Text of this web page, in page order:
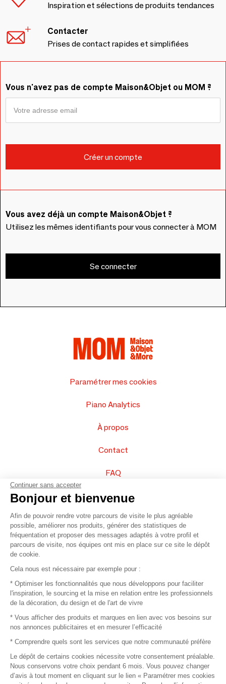
Inspiration et sélections de produits tendances
Contacter
Prises de contact rapides et simplifiées
Vous n'avez pas de compte Maison&Objet ou MOM ?
Vous avez déjà un compte Maison&Objet ?
Utilisez les mêmes identifiants pour vous connecter à MOM
Se connecter
Paramétrer mes cookies
Piano Analytics
À propos
Contact
FAQ
Vendez vos produits
Plan du site
© 2016 –Organisation SAFI
Recrutement
Mentions légales
Conditions commerciales
Continuer sans accepter
Bonjour et bienvenue
Afin de pouvoir rendre votre parcours de visite le plus agréable
possible, améliorer nos produits, générer des statistiques de
fréquentation et proposer des messages adaptés à votre profil et
parcours de visite, nos équipes ont mis en place sur ce site le dépôt
de cookie.
Cela nous est nécessaire par exemple pour :
* Optimiser les fonctionnalités que nous développons pour faciliter
l'inspiration, le sourcing et la mise en relation entre les professionnels
de la décoration, du design et de l'art de vivre
* Vous afficher des produits et marques en lien avec vos besoins sur
nos annonces publicitaires et en mesurer l’efficacité
* Comprendre quels sont les services que notre communauté préfère
Le dépôt de certains cookies nécessite votre consentement préalable.
Nous conservons votre choix pendant 6 mois. Vous pouvez changer
d’avis à tout moment en cliquant sur le lien « Paramétrer mes cookies